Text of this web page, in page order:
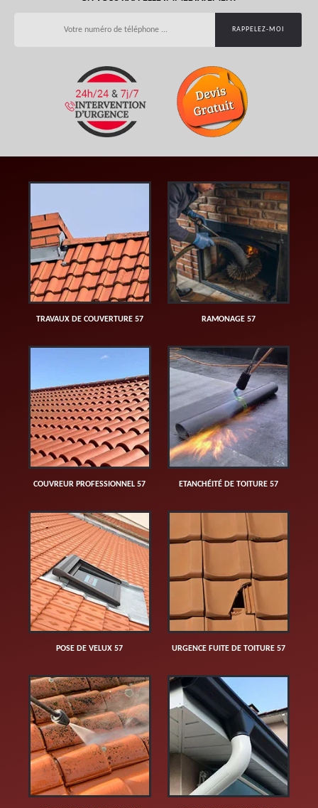
TRAVAUX DE COUVERTURE 57 RAMONAGE 57
COUVREUR PROFESSIONNEL 57 ETANCHÉITÉ DE TOITURE 57
POSE DE VELUX 57 URGENCE FUITE DE TOITURE 57